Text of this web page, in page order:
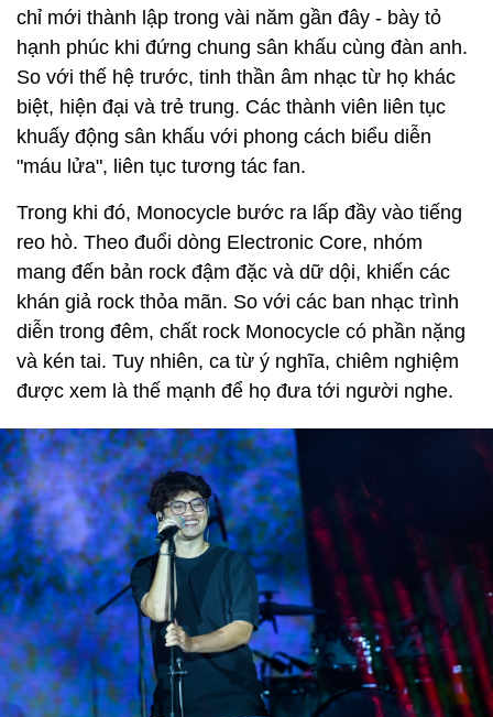
chỉ mới thành lập trong vài năm gần đây - bày tỏ
hạnh phúc khi đứng chung sân khấu cùng đàn anh.
So với thế hệ trước, tinh thần âm nhạc từ họ khác
biệt, hiện đại và trẻ trung. Các thành viên liên tục
khuấy động sân khấu với phong cách biểu diễn
"máu lửa", liên tục tương tác fan.
Trong khi đó, Monocycle bước ra lấp đầy vào tiếng
reo hò. Theo đuổi dòng Electronic Core, nhóm
mang đến bản rock đậm đặc và dữ dội, khiến các
khán giả rock thỏa mãn. So với các ban nhạc trình
diễn trong đêm, chất rock Monocycle có phần nặng
và kén tai. Tuy nhiên, ca từ ý nghĩa, chiêm nghiệm
được xem là thế mạnh để họ đưa tới người nghe.